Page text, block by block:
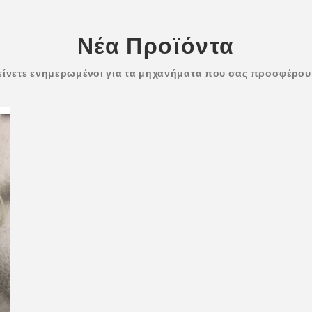
Νέα Προϊόντα
ενημερωμένοι για τα μηχανήματα που σας